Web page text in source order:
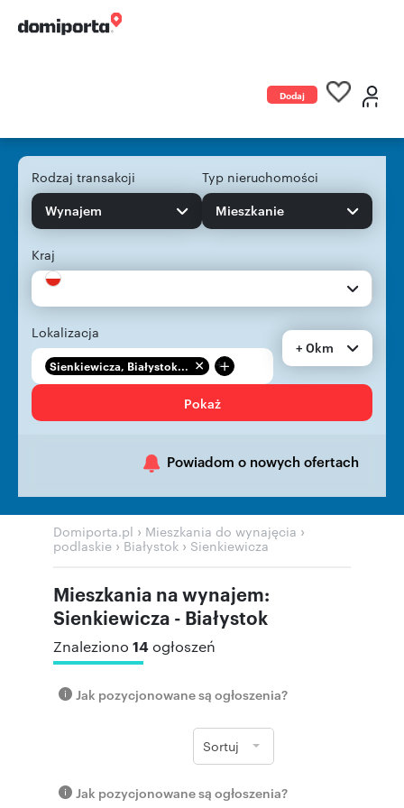
Dodaj
Rodzaj transakcji
Wynajem
Typ nieruchomości
Mieszkanie
Kraj
Lokalizacja
Sienkiewicza, Białystok... +
+ 0km
Pokaż
Powiadom o nowych ofertach
Domiporta.pl › Mieszkania do wynajęcia ›
podlaskie ›Białystok › Sienkiewicza
Mieszkania na wynajem:
Sienkiewicza - Białystok
Znaleziono 14ogłoszeń
Jak pozycjonowane są ogłoszenia?
Sortuj
Jak pozycjonowane są ogłoszenia?